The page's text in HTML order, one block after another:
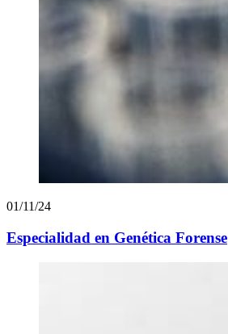
01/11/24
Especialidad en Genética Forense